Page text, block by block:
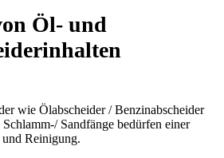
Öl‐ und
wie Ölabscheider / Benzinabscheider
Sandfänge bedürfen einer
Reinigung.